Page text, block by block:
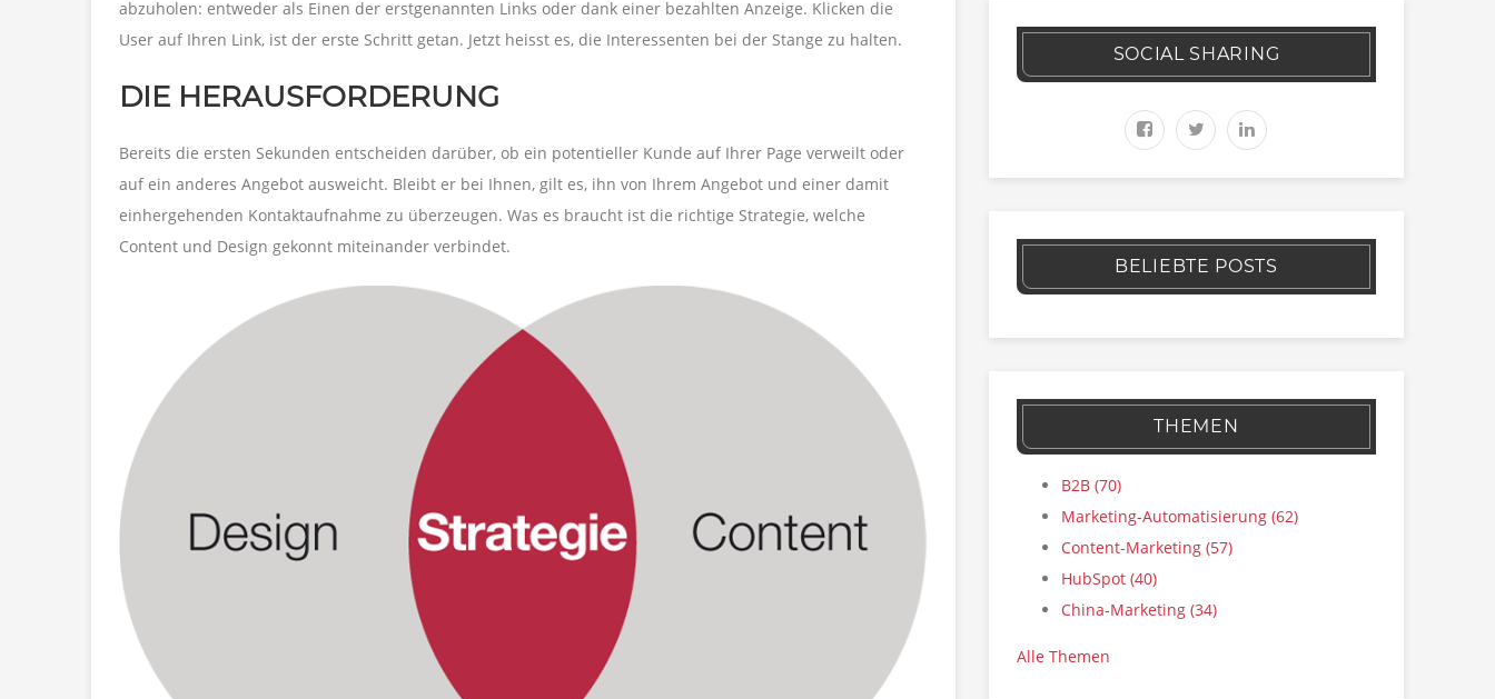
abzuholen: entweder als Einen der erstgenannten Links oder dank einer bezahlten Anzeige. Klicken die
User auf Ihren Link, ist der erste Schritt getan. Jetzt heisst es, die Interessenten bei der Stange zu halten.
DIE HERAUSFORDERUNG
Bereits die ersten Sekunden entscheiden darüber, ob ein potentieller Kunde auf Ihrer Page verweilt oder
auf ein anderes Angebot ausweicht. Bleibt er bei Ihnen, gilt es, ihn von Ihrem Angebot und einer damit
einhergehenden Kontaktaufnahme zu überzeugen. Was es braucht ist die richtige Strategie, welche
Content und Design gekonnt miteinander verbindet.
SOCIAL SHARING
BELIEBTE POSTS
THEMEN
B2B (70)
Marketing-Automatisierung (62)
Content-Marketing (57)
HubSpot (40)
China-Marketing (34)
Alle Themen